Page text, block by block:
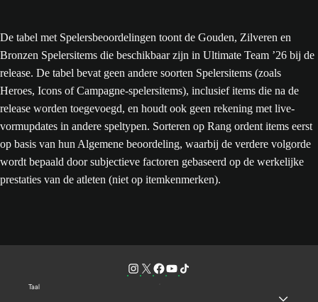
De tabel met Spelersbeoordelingen toont de Gouden, Zilveren en
Bronzen Spelersitems die beschikbaar zijn in Ultimate Team ’26 bij de
release. De tabel bevat geen andere soorten Spelersitems (zoals
Heroes, Icons of Campagne-spelersitems), inclusief items die na de
release worden toegevoegd, en houdt ook geen rekening met live-
vormupdates in andere speltypen. Sorteren op Rang ordent items eerst
op basis van hun Algemene beoordeling, waarbij de verdere volgorde
wordt bepaald door subjectieve factoren gebaseerd op de werkelijke
prestaties van de atleten (niet op itemkenmerken).
Taal